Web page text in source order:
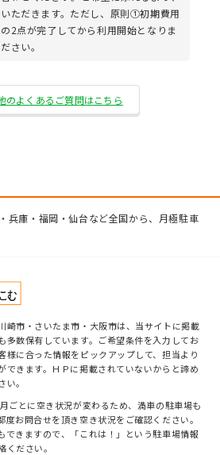
ただきます。ただし、原則①初期費用
2点が完了してから利用開始となりま
さい。
のよくあるご質問はこちら
兵庫・福岡・仙台など全国から、月極駐車
崎市・さいたま市・大阪市は、当サイトに掲載
多数保有しています。ご希望条件を入力してお
様に合った情報をピックアップして、担当より
できます。ＨＰに掲載されていないからと諦め
。
ごとに空き状況が変わるため、満車の駐車場も
お問合せを頂き空き状況をご確認ください。
できますので、「これは！」という駐車場情報
ださい。